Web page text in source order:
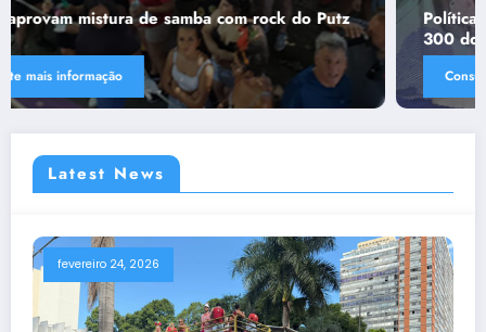
Política de diversidade da Una e do UniBH envolve
300 docentes e coladores negros
Consulte mais informação
Latest News
fevereiro 24, 2026